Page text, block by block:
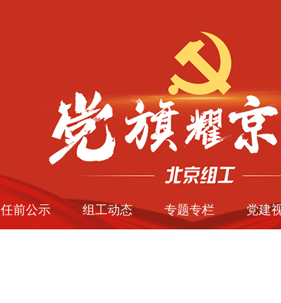
任前公示 组工动态 专题专栏 党建